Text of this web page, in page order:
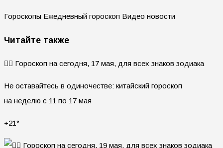
Гороскопы Ежедневный гороскоп Видео новости
Читайте также
🧙‍♀ Гороскоп на сегодня, 17 мая, для всех знаков зодиака
Не оставайтесь в одиночестве: китайский гороскоп
на неделю с 11 по 17 мая
+21°